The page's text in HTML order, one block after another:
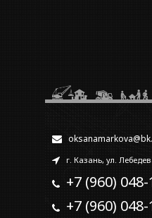
г. Казань, ул.
+7 (960)
+7 (960)